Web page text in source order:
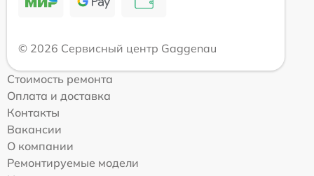
© 2026 Сервисный центр Gaggenau
Стоимость ремонта
Оплата и доставка
Контакты
Вакансии
О компании
Ремонтируемые модели